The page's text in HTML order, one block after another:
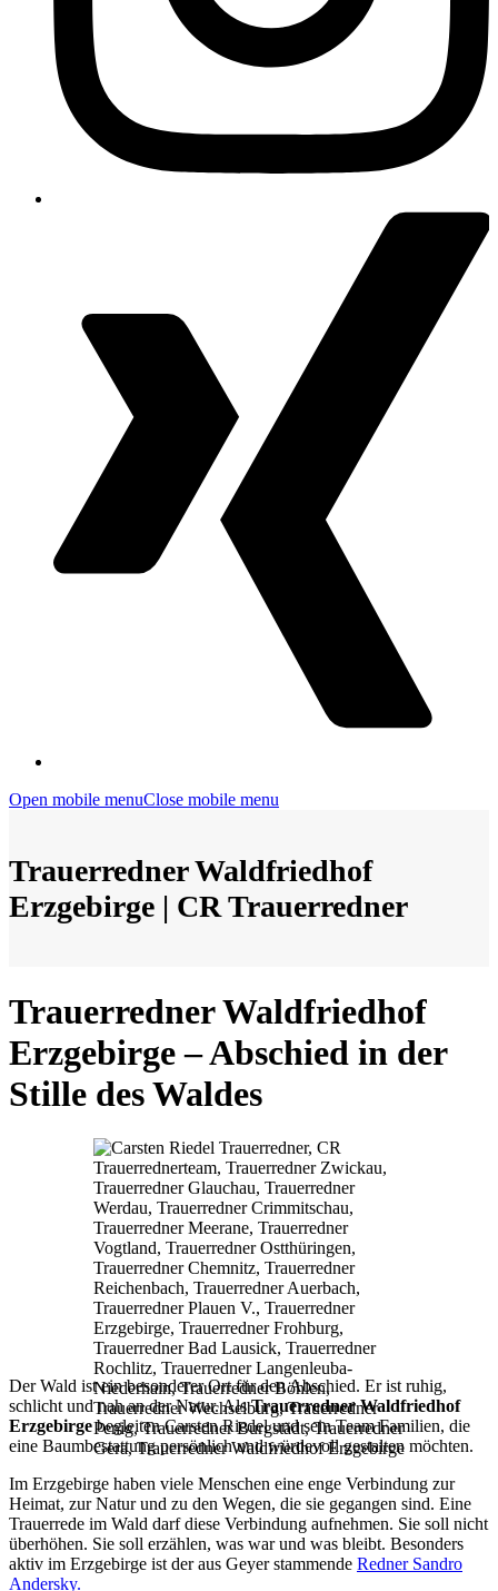
Open mobile menuClose mobile menu
Trauerredner Waldfriedhof
Erzgebirge | CR Trauerredner
Trauerredner Waldfriedhof
Erzgebirge – Abschied in der
Stille des Waldes
Der Wald ist ein besonderer Ort für den Abschied. Er ist ruhig,
schlicht und nah an der Natur. AlsTrauerredner Waldfriedhof
Erzgebirgebegleiten Carsten Riedel und sein Team Familien, die
eine Baumbestattung persönlich und würdevoll gestalten möchten.
Im Erzgebirge haben viele Menschen eine enge Verbindung zur
Heimat, zur Natur und zu den Wegen, die sie gegangen sind. Eine
Trauerrede im Wald darf diese Verbindung aufnehmen. Sie soll nicht
überhöhen. Sie soll erzählen, was war und was bleibt. Besonders
aktiv im Erzgebirge ist der aus Geyer stammende Redner Sandro
Andersky.